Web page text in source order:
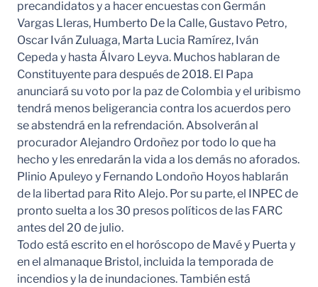
precandidatos y a hacer encuestas con Germán
Vargas Lleras, Humberto De la Calle, Gustavo Petro,
Oscar Iván Zuluaga, Marta Lucia Ramírez, Iván
Cepeda y hasta Álvaro Leyva. Muchos hablaran de
Constituyente para después de 2018. El Papa
anunciará su voto por la paz de Colombia y el uribismo
tendrá menos beligerancia contra los acuerdos pero
se abstendrá en la refrendación. Absolverán al
procurador Alejandro Ordoñez por todo lo que ha
hecho y les enredarán la vida a los demás no aforados.
Plinio Apuleyo y Fernando Londoño Hoyos hablarán
de la libertad para Rito Alejo. Por su parte, el INPEC de
pronto suelta a los 30 presos políticos de las FARC
antes del 20 de julio.
Todo está escrito en el horóscopo de Mavé y Puerta y
en el almanaque Bristol, incluida la temporada de
incendios y la de inundaciones. También está